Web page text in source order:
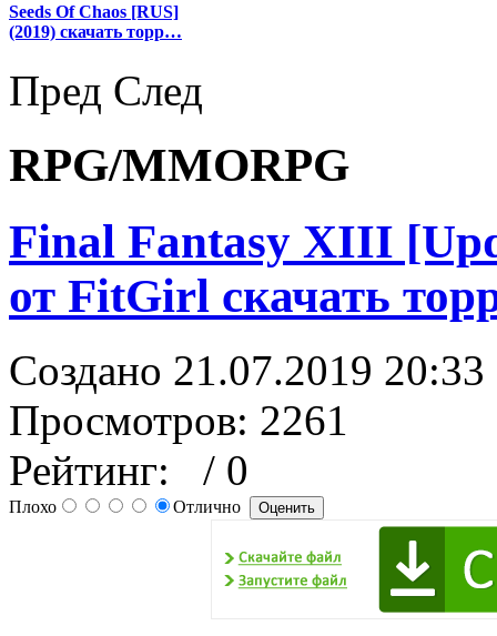
Seeds Of Chaos [RUS]
(2019) скачать торр…
Пред След
RPG/MMORPG
Final Fantasy XIII
от FitGirl скачать
Создано 21.07.2019 20:33
Просмотров: 2261
Рейтинг:
/ 0
Плохо Отлично